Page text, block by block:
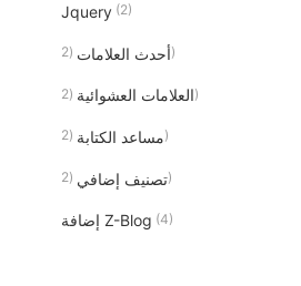
Jquery(2)
أحدث العلامات(2)
العلامات العشوائية(2)
مساعد الكتابة(2)
تصنيف إضافي(2)
إضافة Z-Blog (4)